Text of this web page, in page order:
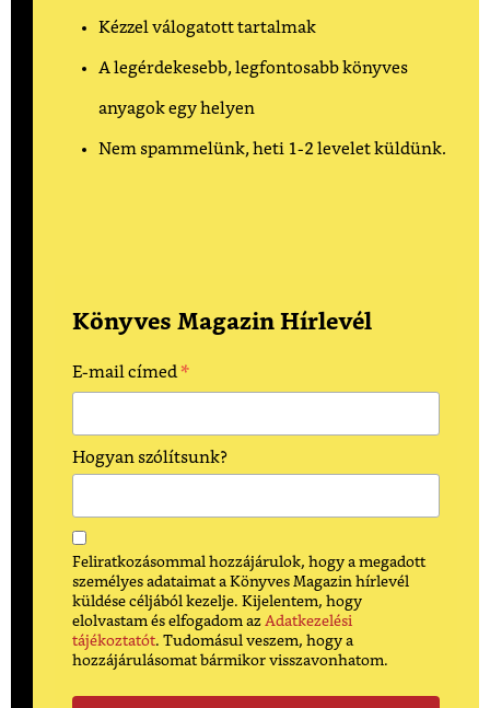
Kézzel válogatott tartalmak
A legérdekesebb, legfontosabb könyves
anyagok egy helyen
Nem spammelünk, heti 1-2 levelet küldünk.
Könyves Magazin Hírlevél
E-mail címed *
Hogyan szólítsunk?
Feliratkozásommal hozzájárulok, hogy a megadott
személyes adataimat a Könyves Magazin hírlevél
küldése céljából kezelje. Kijelentem, hogy
elolvastam és elfogadom az Adatkezelési
tájékoztatót. Tudomásul veszem, hogy a
hozzájárulásomat bármikor visszavonhatom.